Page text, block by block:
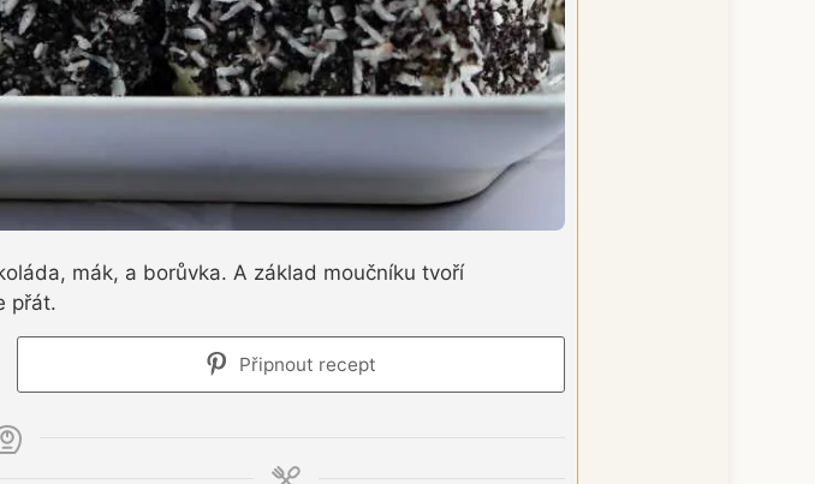
mák, a borůvka. A základ moučníku tvoří
přát.
Připnout recept